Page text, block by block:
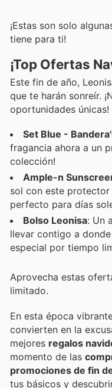
¡Estas son solo
tiene para ti!
¡Top Ofertas
Este fin de año,
que te harán sonreír.
oportunidades únicas!
Set Blue -
fragancia ahora a un
colección!
Ample-n
sol con este protector
perfecto para días
Bolso Leonisa: Un
llevar contigo a
especial por tiempo
Aprovecha estas
limitado.
En esta época
convierten en la
mejores regalos
momento de las
promociones de fin
tus básicos y